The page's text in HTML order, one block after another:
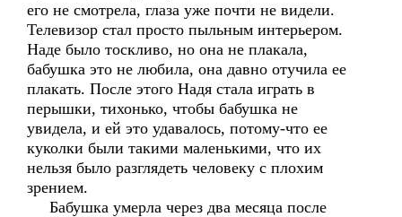
его не смотрела, глаза уже почти не видели.
Телевизор стал просто пыльным интерьером.
Наде было тоскливо, но она не плакала,
бабушка это не любила, она давно отучила ее
плакать. После этого Надя стала играть в
перышки, тихонько, чтобы бабушка не
увидела, и ей это удавалось, потому-что ее
куколки были такими маленькими, что их
нельзя было разглядеть человеку с плохим
зрением.
Бабушка умерла через два месяца после